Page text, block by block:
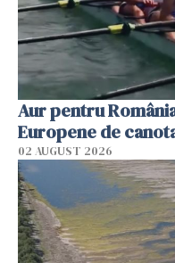
Aur pentru
Europene de
02 AUGUST 2026